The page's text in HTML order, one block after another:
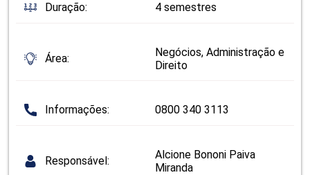
Duração: 4 semestres
Área:
Negócios, Administração e
Direito
Informações: 0800 340 3113
Responsável:
Alcione Bononi Paiva
Miranda